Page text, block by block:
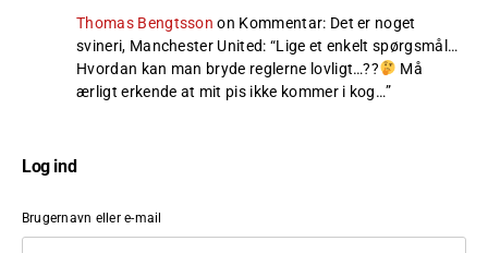
Thomas Bengtsson on Kommentar: Det er noget
svineri, Manchester United: “Lige et enkelt spørgsmål…
Hvordan kan man bryde reglerne lovligt…??
Må
ærligt erkende at mit pis ikke kommer i kog…”
Log ind
Brugernavn eller e-mail